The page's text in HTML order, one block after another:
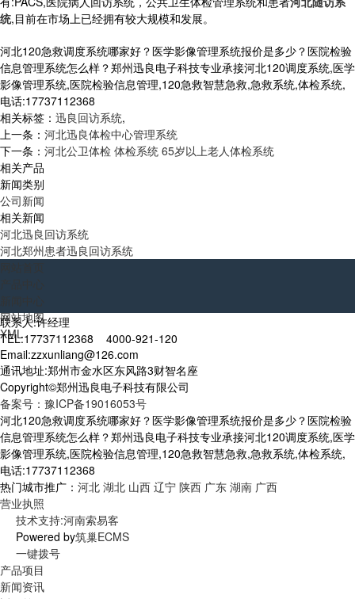
统,目前在市场上已经拥有较大规模和发展。
河北120急救调度系统哪家好？医学影像管理系统报价是多少？医院检验
信息管理系统怎么样？郑州迅良电子科技专业承接河北120调度系统,医学
影像管理系统,医院检验信息管理,120急救智慧急救,急救系统,体检系统,
电话:17737112368
相关标签： 迅良回访系统,
上一条： 河北迅良体检中心管理系统
下一条： 河北公卫体检 体检系统 65岁以上老人体检系统
相关产品
新闻类别
公司新闻
相关新闻
河北迅良回访系统
河北郑州患者迅良回访系统
网站地图
XML
联系人:许经理
TEL:17737112368 4000-921-120
Email:zzxunliang@126.com
通讯地址:郑州市金水区东风路3财智名座
Copyright©郑州迅良电子科技有限公司
备案号：豫ICP备19016053号
河北120急救调度系统哪家好？医学影像管理系统报价是多少？医院检验
信息管理系统怎么样？郑州迅良电子科技专业承接河北120调度系统,医学
影像管理系统,医院检验信息管理,120急救智慧急救,急救系统,体检系统,
电话:17737112368
热门城市推广： 河北 湖北 山西 辽宁 陕西 广东 湖南 广西
营业执照
技术支持:河南索易客
Powered by筑巢ECMS
一键拨号
产品项目
新闻资讯